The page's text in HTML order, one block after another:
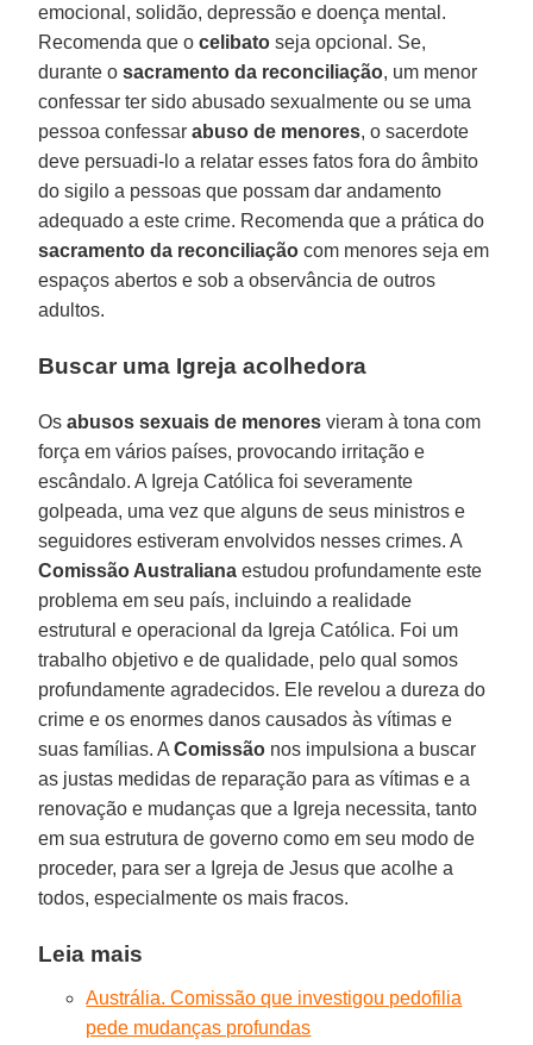
emocional, solidão, depressão e doença mental.
Recomenda que ocelibato seja opcional. Se,
durante osacramento da reconciliação, um menor
confessar ter sido abusado sexualmente ou se uma
pessoa confessarabuso de menores, o sacerdote
deve persuadi-lo a relatar esses fatos fora do âmbito
do sigilo a pessoas que possam dar andamento
adequado a este crime. Recomenda que a prática do
sacramento da reconciliação com menores seja em
espaços abertos e sob a observância de outros
adultos.
Buscar uma Igreja acolhedora
Osabusos sexuais de menores vieram à tona com
força em vários países, provocando irritação e
escândalo. A Igreja Católica foi severamente
golpeada, uma vez que alguns de seus ministros e
seguidores estiveram envolvidos nesses crimes. A
Comissão Australiana estudou profundamente este
problema em seu país, incluindo a realidade
estrutural e operacional da Igreja Católica. Foi um
trabalho objetivo e de qualidade, pelo qual somos
profundamente agradecidos. Ele revelou a dureza do
crime e os enormes danos causados às vítimas e
suas famílias. AComissão nos impulsiona a buscar
as justas medidas de reparação para as vítimas e a
renovação e mudanças que a Igreja necessita, tanto
em sua estrutura de governo como em seu modo de
proceder, para ser a Igreja de Jesus que acolhe a
todos, especialmente os mais fracos.
Leia mais
Austrália. Comissão que investigou pedofilia
pede mudanças profundas